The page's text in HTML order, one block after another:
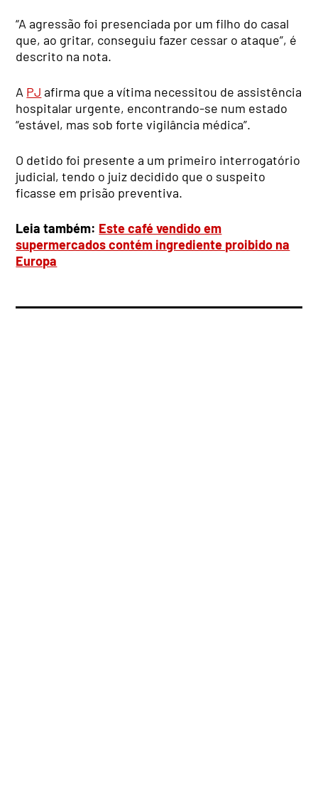
“A agressão foi presenciada por um filho do casal
que, ao gritar, conseguiu fazer cessar o ataque”, é
descrito na nota.
A PJ afirma que a vítima necessitou de assistência
hospitalar urgente, encontrando-se num estado
“estável, mas sob forte vigilância médica”.
O detido foi presente a um primeiro interrogatório
judicial, tendo o juiz decidido que o suspeito
ficasse em prisão preventiva.
Leia também: Este café vendido em
supermercados contém ingrediente proibido na
Europa